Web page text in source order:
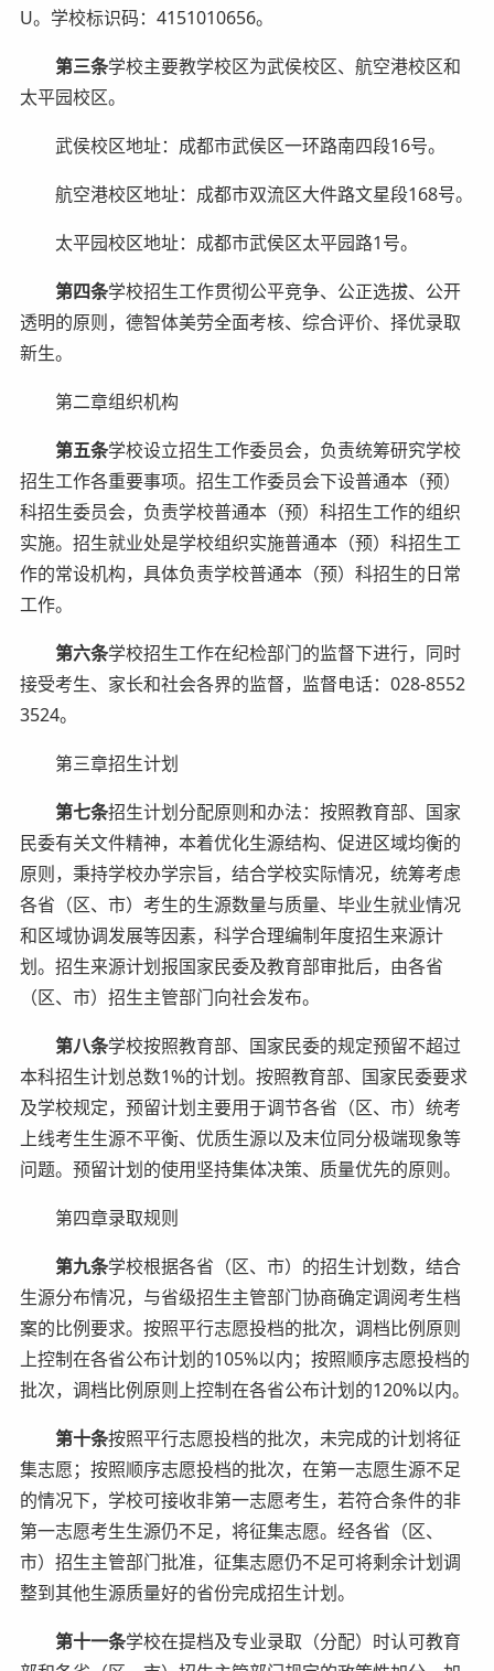
U。学校标识码：4151010656。
第三条学校主要教学校区为武侯校区、航空港校区和
太平园校区。
武侯校区地址：成都市武侯区一环路南四段16号。
航空港校区地址：成都市双流区大件路文星段168号。
太平园校区地址：成都市武侯区太平园路1号。
第四条学校招生工作贯彻公平竞争、公正选拔、公开
透明的原则，德智体美劳全面考核、综合评价、择优录取
新生。
第二章组织机构
第五条学校设立招生工作委员会，负责统筹研究学校
招生工作各重要事项。招生工作委员会下设普通本（预）
科招生委员会，负责学校普通本（预）科招生工作的组织
实施。招生就业处是学校组织实施普通本（预）科招生工
作的常设机构，具体负责学校普通本（预）科招生的日常
工作。
第六条学校招生工作在纪检部门的监督下进行，同时
接受考生、家长和社会各界的监督，监督电话：028-8552
3524。
第三章招生计划
第七条招生计划分配原则和办法：按照教育部、国家
民委有关文件精神，本着优化生源结构、促进区域均衡的
原则，秉持学校办学宗旨，结合学校实际情况，统筹考虑
各省（区、市）考生的生源数量与质量、毕业生就业情况
和区域协调发展等因素，科学合理编制年度招生来源计
划。招生来源计划报国家民委及教育部审批后，由各省
（区、市）招生主管部门向社会发布。
第八条学校按照教育部、国家民委的规定预留不超过
本科招生计划总数1%的计划。按照教育部、国家民委要求
及学校规定，预留计划主要用于调节各省（区、市）统考
上线考生生源不平衡、优质生源以及末位同分极端现象等
问题。预留计划的使用坚持集体决策、质量优先的原则。
第四章录取规则
第九条学校根据各省（区、市）的招生计划数，结合
生源分布情况，与省级招生主管部门协商确定调阅考生档
案的比例要求。按照平行志愿投档的批次，调档比例原则
上控制在各省公布计划的105%以内；按照顺序志愿投档的
批次，调档比例原则上控制在各省公布计划的120%以内。
第十条按照平行志愿投档的批次，未完成的计划将征
集志愿；按照顺序志愿投档的批次，在第一志愿生源不足
的情况下，学校可接收非第一志愿考生，若符合条件的非
第一志愿考生生源仍不足，将征集志愿。经各省（区、
市）招生主管部门批准，征集志愿仍不足可将剩余计划调
整到其他生源质量好的省份完成招生计划。
第十一条学校在提档及专业录取（分配）时认可教育